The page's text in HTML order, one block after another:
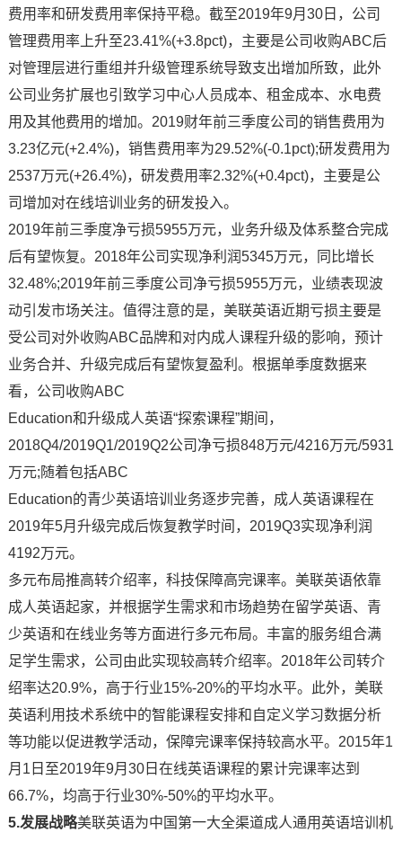
费用率和研发费用率保持平稳。截至2019年9月30日，公司
管理费用率上升至23.41%(+3.8pct)，主要是公司收购ABC后
对管理层进行重组并升级管理系统导致支出增加所致，此外
公司业务扩展也引致学习中心人员成本、租金成本、水电费
用及其他费用的增加。2019财年前三季度公司的销售费用为
3.23亿元(+2.4%)，销售费用率为29.52%(-0.1pct);研发费用为
2537万元(+26.4%)，研发费用率2.32%(+0.4pct)，主要是公
司增加对在线培训业务的研发投入。
2019年前三季度净亏损5955万元，业务升级及体系整合完成
后有望恢复。2018年公司实现净利润5345万元，同比增长
32.48%;2019年前三季度公司净亏损5955万元，业绩表现波
动引发市场关注。值得注意的是，美联英语近期亏损主要是
受公司对外收购ABC品牌和对内成人课程升级的影响，预计
业务合并、升级完成后有望恢复盈利。根据单季度数据来
看，公司收购ABC
Education和升级成人英语“探索课程”期间，
2018Q4/2019Q1/2019Q2公司净亏损848万元/4216万元/5931
万元;随着包括ABC
Education的青少英语培训业务逐步完善，成人英语课程在
2019年5月升级完成后恢复教学时间，2019Q3实现净利润
4192万元。
多元布局推高转介绍率，科技保障高完课率。美联英语依靠
成人英语起家，并根据学生需求和市场趋势在留学英语、青
少英语和在线业务等方面进行多元布局。丰富的服务组合满
足学生需求，公司由此实现较高转介绍率。2018年公司转介
绍率达20.9%，高于行业15%-20%的平均水平。此外，美联
英语利用技术系统中的智能课程安排和自定义学习数据分析
等功能以促进教学活动，保障完课率保持较高水平。2015年1
月1日至2019年9月30日在线英语课程的累计完课率达到
66.7%，均高于行业30%-50%的平均水平。
5.发展战略美联英语为中国第一大全渠道成人通用英语培训机